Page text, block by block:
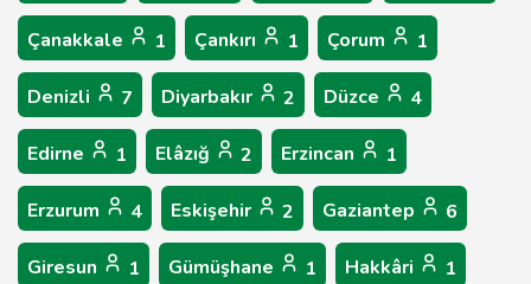
Çanakkale 1 Çankırı 1 Çorum 1
Denizli 7 Diyarbakır 2 Düzce 4
Edirne 1 Elâzığ 2 Erzincan 1
Erzurum 4 Eskişehir 2 Gaziantep 6
Giresun 1 Gümüşhane 1 Hakkâri 1